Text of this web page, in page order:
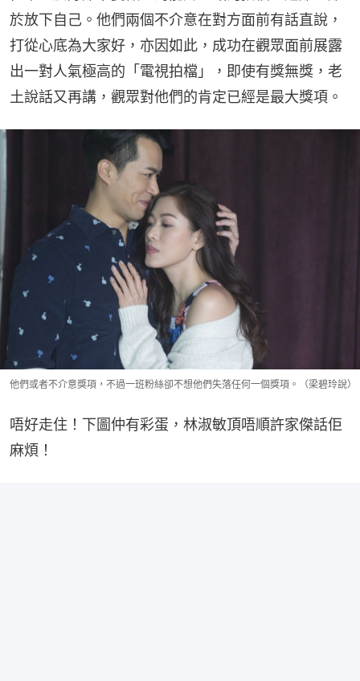
於放下自己。他們兩個不介意在對方面前有話直說，
打從心底為大家好，亦因如此，成功在觀眾面前展露
出一對人氣極高的「電視拍檔」，即使有獎無獎，老
土說話又再講，觀眾對他們的肯定已經是最大獎項。
他們或者不介意獎項，不過一班粉絲卻不想他們失落任何一個獎項。（梁碧玲說）
唔好走住！下圖仲有彩蛋，林淑敏頂唔順許家傑話佢
麻煩！